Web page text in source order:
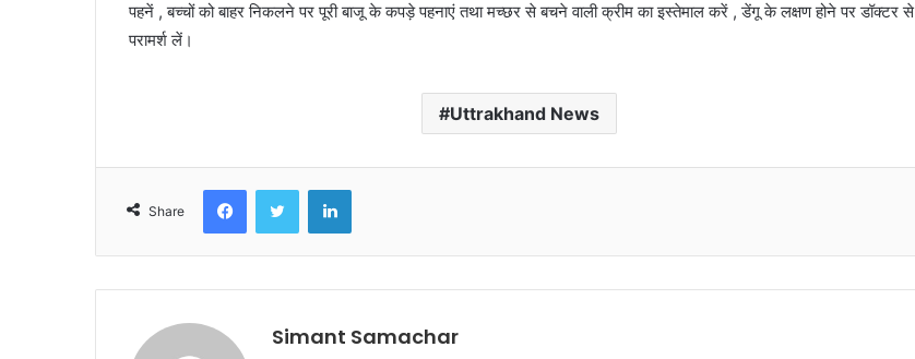
पहनें , बच्चों को बाहर निकलने पर पूरी बाजू के कपड़े पहनाएं तथा मच्छर से बचने वाली क्रीम का इस्तेमाल करें , डेंगू के लक्षण होने पर डॉक्टर से
परामर्श लें।
Uttrakhand News
Share
Simant Samachar